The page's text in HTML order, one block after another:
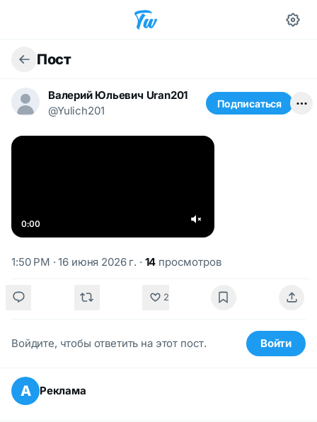
Пост
Валерий Юльевич Uran201
@Yulich201
Подписаться
0:00
1:50 PM · 16 июня 2026 г. · 14 просмотров
2
Войдите, чтобы ответить на этот пост. Войти
А Реклама